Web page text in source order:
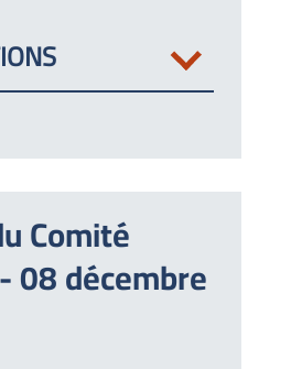
Comité
08 décembre